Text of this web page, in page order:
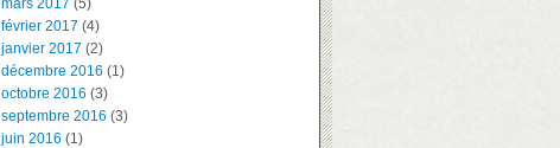
mars 2017 (5)
février 2017 (4)
janvier 2017 (2)
décembre 2016 (1)
octobre 2016 (3)
septembre 2016 (3)
juin 2016 (1)